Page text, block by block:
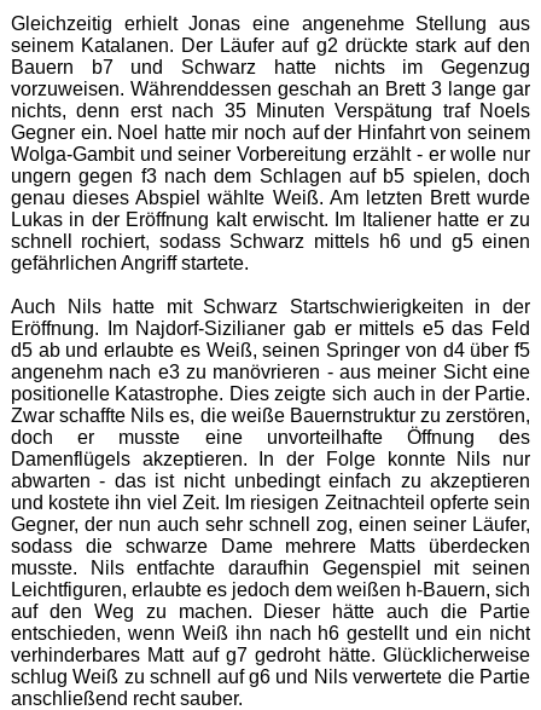
Gleichzeitig erhielt Jonas eine angenehme Stellung aus
seinem Katalanen. Der Läufer auf g2 drückte stark auf den
Bauern b7 und Schwarz hatte nichts im Gegenzug
vorzuweisen. Währenddessen geschah an Brett 3 lange gar
nichts, denn erst nach 35 Minuten Verspätung traf Noels
Gegner ein. Noel hatte mir noch auf der Hinfahrt von seinem
Wolga-Gambit und seiner Vorbereitung erzählt - er wolle nur
ungern gegen f3 nach dem Schlagen auf b5 spielen, doch
genau dieses Abspiel wählte Weiß. Am letzten Brett wurde
Lukas in der Eröffnung kalt erwischt. Im Italiener hatte er zu
schnell rochiert, sodass Schwarz mittels h6 und g5 einen
gefährlichen Angriff startete.
Auch Nils hatte mit Schwarz Startschwierigkeiten in der
Eröffnung. Im Najdorf-Sizilianer gab er mittels e5 das Feld
d5 ab und erlaubte es Weiß, seinen Springer von d4 über f5
angenehm nach e3 zu manövrieren - aus meiner Sicht eine
positionelle Katastrophe. Dies zeigte sich auch in der Partie.
Zwar schaffte Nils es, die weiße Bauernstruktur zu zerstören,
doch er musste eine unvorteilhafte Öffnung des
Damenflügels akzeptieren. In der Folge konnte Nils nur
abwarten - das ist nicht unbedingt einfach zu akzeptieren
und kostete ihn viel Zeit. Im riesigen Zeitnachteil opferte sein
Gegner, der nun auch sehr schnell zog, einen seiner Läufer,
sodass die schwarze Dame mehrere Matts überdecken
musste. Nils entfachte daraufhin Gegenspiel mit seinen
Leichtfiguren, erlaubte es jedoch dem weißen h-Bauern, sich
auf den Weg zu machen. Dieser hätte auch die Partie
entschieden, wenn Weiß ihn nach h6 gestellt und ein nicht
verhinderbares Matt auf g7 gedroht hätte. Glücklicherweise
schlug Weiß zu schnell auf g6 und Nils verwertete die Partie
anschließend recht sauber.